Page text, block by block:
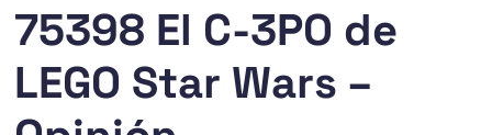
75398 El C-3PO de
LEGO Star Wars –